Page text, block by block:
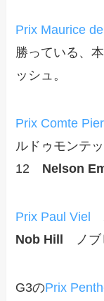
Prix Maurice
勝っている、
ッシュ。
Prix Comte
ルドゥモンテ
12 Nelson
Prix Paul Viel
Nob Hill ノブ
G3のPrix